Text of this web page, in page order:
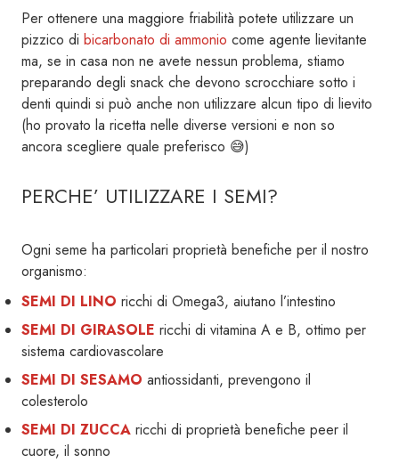
Per ottenere una maggiore friabilità potete utilizzare un
pizzico di bicarbonato di ammonio come agente lievitante
ma, se in casa non ne avete nessun problema, stiamo
preparando degli snack che devono scrocchiare sotto i
denti quindi si può anche non utilizzare alcun tipo di lievito
(ho provato la ricetta nelle diverse versioni e non so
ancora scegliere quale preferisco 😅)
PERCHE’ UTILIZZARE I SEMI?
Ogni seme ha particolari proprietà benefiche per il nostro
organismo:
SEMI DI LINO ricchi di Omega3, aiutano l’intestino
SEMI DI GIRASOLE ricchi di vitamina A e B, ottimo per
sistema cardiovascolare
SEMI DI SESAMO antiossidanti, prevengono il
colesterolo
SEMI DI ZUCCA ricchi di proprietà benefiche peer il
cuore, il sonno